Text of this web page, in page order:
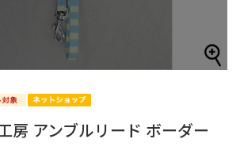
房 アンブルリード ボーダー